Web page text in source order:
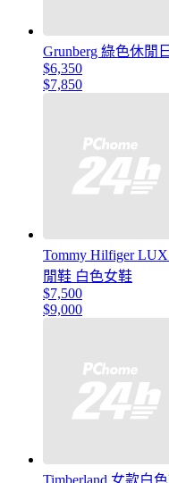
Grunberg 綠色休閒
$6,350
$7,850
Tommy Hilfiger
閒鞋 白色女鞋
$7,500
$9,000